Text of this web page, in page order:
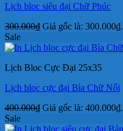
Lịch bloc siêu đại Chữ Phúc
300.000₫ Giá gốc là: 300.000₫.
Sale
Lịch Bloc Cực Đại 25x35
Lịch bloc cực đại Bìa Chữ Nổi
400.000₫ Giá gốc là: 400.000₫.
Sale